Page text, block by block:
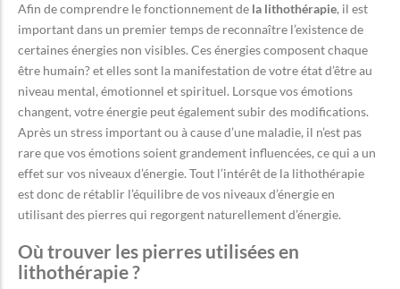
Afin de comprendre le fonctionnement de la lithothérapie, il est
important dans un premier temps de reconnaître l’existence de
certaines énergies non visibles. Ces énergies composent chaque
être humain? et elles sont la manifestation de votre état d’être au
niveau mental, émotionnel et spirituel. Lorsque vos émotions
changent, votre énergie peut également subir des modifications.
Après un stress important ou à cause d’une maladie, il n’est pas
rare que vos émotions soient grandement influencées, ce qui a un
effet sur vos niveaux d’énergie. Tout l’intérêt de la lithothérapie
est donc de rétablir l’équilibre de vos niveaux d’énergie en
utilisant des pierres qui regorgent naturellement d’énergie.
Où trouver les pierres utilisées en
lithothérapie ?